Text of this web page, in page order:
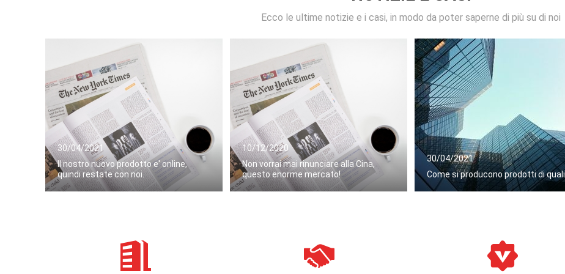
Ecco le ultime notizie e i casi, in modo da poter saperne di più su di noi
30/04/2021
Il nostro nuovo prodotto e' online,
quindi restate con noi.
10/12/2020
Non vorrai mai rinunciare alla Cina,
questo enorme mercato!
30/04/2021
Come si producono prodotti di